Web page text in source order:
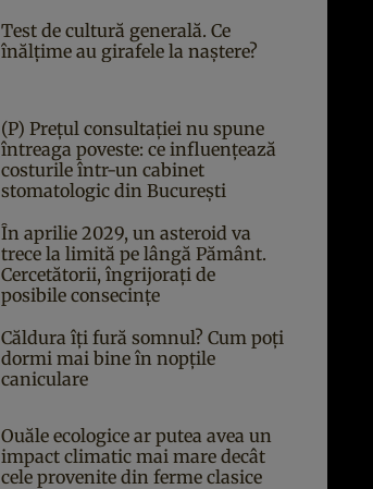
Test de cultură generală. Ce
înălțime au girafele la naștere?
(P) Prețul consultației nu spune
întreaga poveste: ce influențează
costurile într-un cabinet
stomatologic din București
În aprilie 2029, un asteroid va
trece la limită pe lângă Pământ.
Cercetătorii, îngrijorați de
posibile consecințe
Căldura îți fură somnul? Cum poți
dormi mai bine în nopțile
caniculare
Ouăle ecologice ar putea avea un
impact climatic mai mare decât
cele provenite din ferme clasice